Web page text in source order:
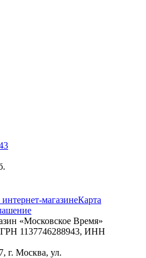
магазинеКарта
«Московское Время»
1137746288943, ИНН
г. Москва, ул.